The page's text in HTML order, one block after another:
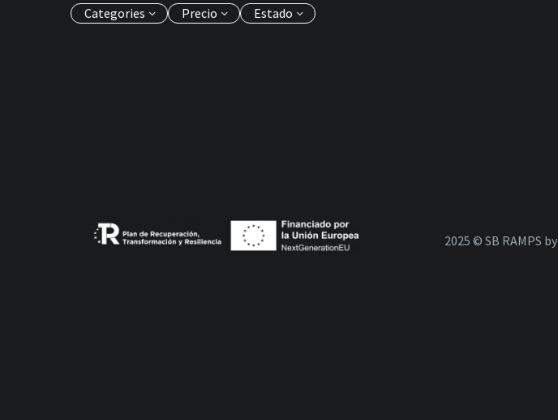
Categories Precio Estado
2025 © SB RAMPS by